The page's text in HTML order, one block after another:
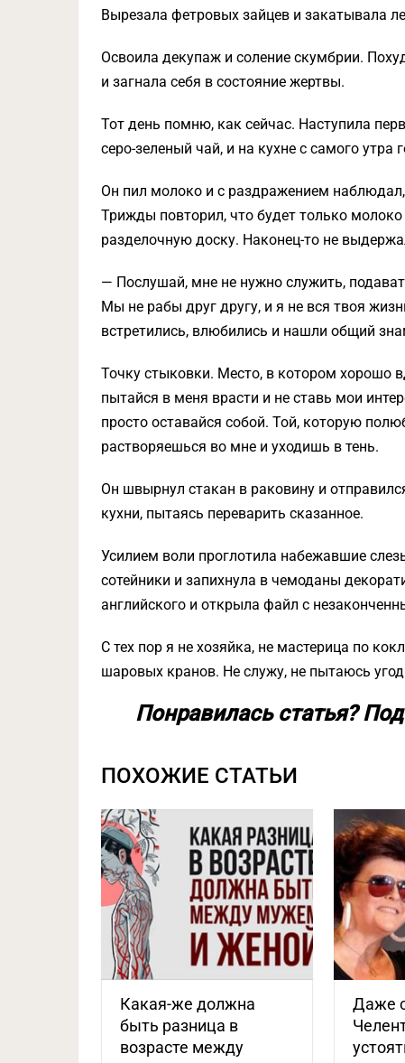
Вырезала фетровых зайцев и закатывала
Освоила декупаж и соление скумбрии.
и загнала себя в состояние жертвы.
Тот день помню, как сейчас. Наступила
серо-зеленый чай, и на кухне с самого утра
Он пил молоко и с раздражением
Трижды повторил, что будет только
разделочную доску. Наконец-то не
— Послушай, мне не нужно служить,
Мы не рабы друг другу, и я не вся твоя
встретились, влюбились и нашли общий
Точку стыковки. Место, в котором хорошо
пытайся в меня врасти и не ставь мои
просто оставайся собой. Той, которую
растворяешься во мне и уходишь в тень.
Он швырнул стакан в раковину и
кухни, пытаясь переварить сказанное.
Усилием воли проглотила набежавшие
сотейники и запихнула в чемоданы
английского и открыла файл с
С тех пор я не хозяйка, не мастерица по
шаровых кранов. Не служу, не пытаюсь
Понравилась статья?
ПОХОЖИЕ СТАТЬИ
Какая-же должна
быть разница в
возрасте между
Даже